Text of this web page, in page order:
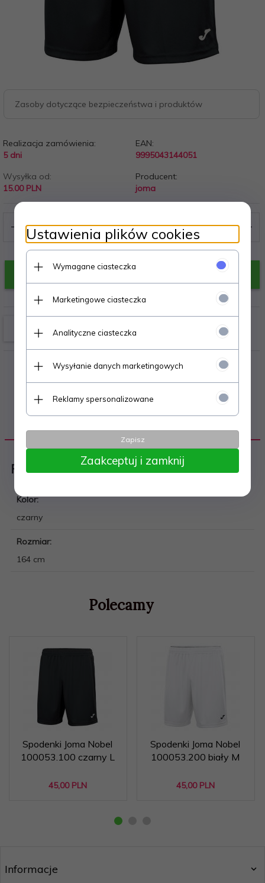
Zasoby dotyczące bezpieczeństwa i produktów
Realizacja zamówienia:
5 dni
EAN:
9995043144051
Wysyłka od:
15.00 PLN
Producent:
joma
Piłka nożna
Kolor:
czarny
Rozmiar:
164 cm
Polecamy
Spodenki Joma Nobel
100053.100 czarny L
45,00 PLN
Spodenki Joma Nobel
100053.200 biały M
45,00 PLN
Informacje
Ustawienia plików cookies
Wymagane ciasteczka
Marketingowe ciasteczka
Analityczne ciasteczka
Wysyłanie danych marketingowych
Reklamy spersonalizowane
Zapisz
Zaakceptuj i zamknij